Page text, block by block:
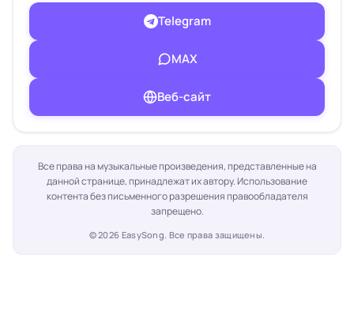
Telegram
МАХ
Веб-сайт
Все права на музыкальные произведения, представленные на
данной странице, принадлежат их автору. Использование
контента без письменного разрешения правообладателя
запрещено.
©2026 EasySong. Все права защищены.